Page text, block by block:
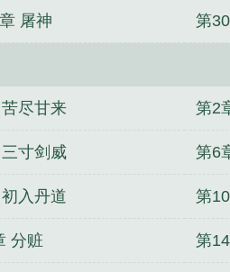
屠神 第
尽甘来 第2
寸剑威 第6
入丹道 第
分赃 第